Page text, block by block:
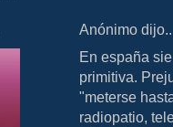
Anónimo
En españa
primitiva.
"meterse
radiopatio,